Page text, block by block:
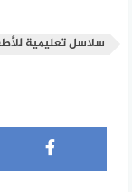
سلاسل تعليمية